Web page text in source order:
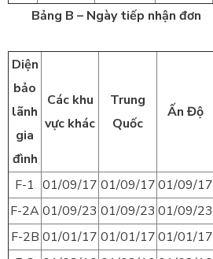
Bảng B – Ngày tiếp nhận đơn
Diện
bảo
lãnh
gia
đình
Các khu
vực khác
Trung
Quốc
Ấn Độ
F-1 01/09/17 01/09/1701/09/17
F-2A01/09/23 01/09/23 01/09/23
F-2B 01/01/17 01/01/1701/01/17